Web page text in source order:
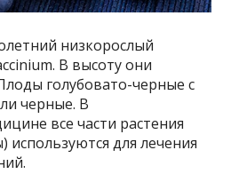
низкорослый
В высоту они
голубовато-черные с
черные. В
все части растения
используются для лечения